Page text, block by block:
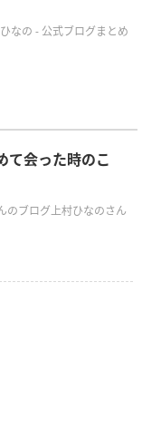
なの - 公式ブログまとめ
て会った時のこ
のブログ上村ひなのさん